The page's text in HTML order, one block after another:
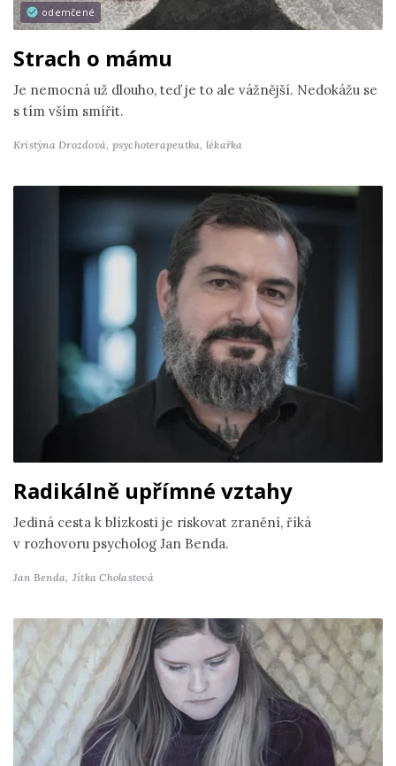
odemčené
Strach o mámu
Je nemocná už dlouho, teď je to ale vážnější. Nedokážu se
s tím vším smířit.
Kristýna Drozdová, psychoterapeutka, lékařka
Radikálně upřímné vztahy
Jediná cesta k blízkosti je riskovat zranění, říká
v rozhovoru psycholog Jan Benda.
Jan Benda, Jitka Cholastová